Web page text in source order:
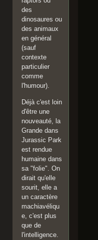
des
dinosaures ou
des animaux
en général
(sauf
contexte
particulier
comme
l'humour).
Déjà c'est loin
d'être une
nouveauté, la
Grande dans
Jurassic Park
est rendue
humaine dans
sa "folie". On
dirait qu'elle
sourit, elle a
un caractère
machiavéliqu
e, c'est plus
que de
l'intelligence.